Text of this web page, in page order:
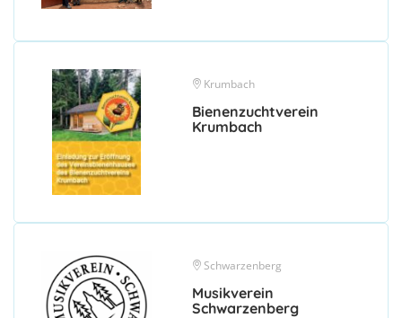
Krumbach
Bienenzuchtverein
Krumbach
Schwarzenberg
Musikverein
Schwarzenberg